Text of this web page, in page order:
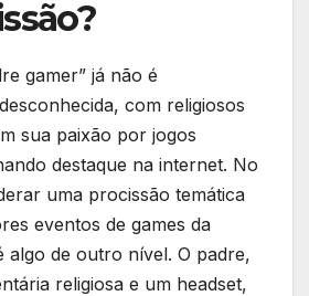
gamer” já não é
com religiosos
sua paixão por jogos
destaque na internet. No
uma procissão temática
eventos de games da
algo de outro nível. O padre,
religiosa e um headset,